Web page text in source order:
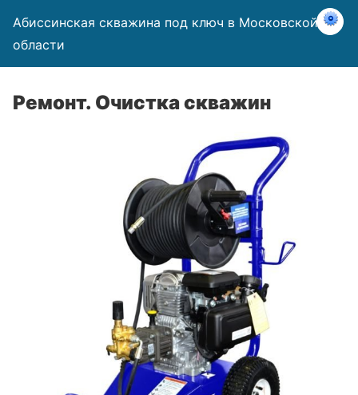
Абиссинская скважина под ключ в Московской
области
Ремонт. Очистка скважин